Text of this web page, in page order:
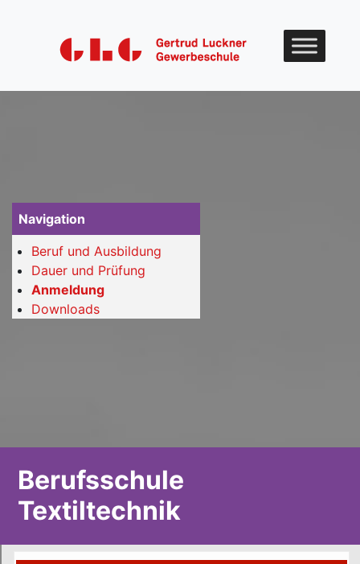
Navigation
Beruf und Ausbildung
Dauer und Prüfung
Anmeldung
Downloads
Berufsschule
Textiltechnik